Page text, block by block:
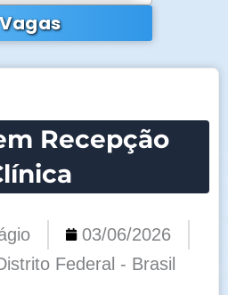
Recepção
03/06/2026
Federal - Brasil